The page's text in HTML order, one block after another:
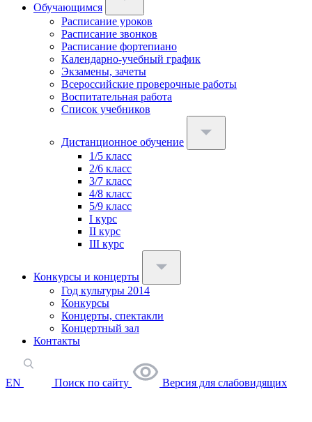
Обучающимся
Расписание уроков
Расписание звонков
Расписание фортепиано
Календарно-учебный график
Экзамены, зачеты
Всероссийские проверочные работы
Воспитательная работа
Список учебников
Дистанционное обучение
1/5 класс
2/6 класс
3/7 класс
4/8 класс
5/9 класс
I курс
II курс
III курс
Конкурсы и концерты
Год культуры 2014
Конкурсы
Концерты, спектакли
Концертный зал
Контакты
EN Поиск по сайту Версия для слабовидящих